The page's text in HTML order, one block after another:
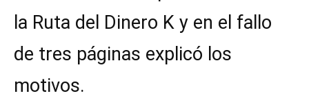
la Ruta del Dinero K y en el fallo
de tres páginas explicó los
motivos.